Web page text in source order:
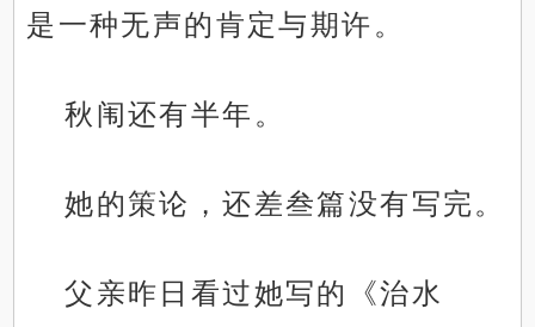
是一种无声的肯定与期许。
秋闱还有半年。
她的策论，还差叁篇没有写完。
父亲昨日看过她写的《治水